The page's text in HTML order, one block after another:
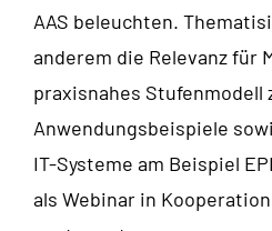
AAS beleuchten.
anderem die Relevanz für
praxisnahes Stufenmodell
Anwendungsbeispiele
IT-Systeme am Beispiel
als Webinar in